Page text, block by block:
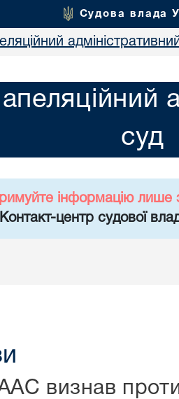
Судова влада
суд
інформацію лише
центр судової
визнав